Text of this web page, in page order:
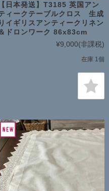
【日本発送】T3185 英国アン
ィークテーブルクロス 生成
りイギリスアンティークリネン
＆ドロンワーク 86x83cm
¥9,000(非課税)
在庫 1個